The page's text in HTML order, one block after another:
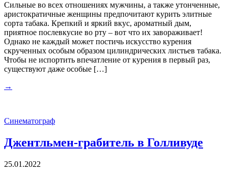
Сильные во всех отношениях мужчины, а также утонченные,
аристократичные женщины предпочитают курить элитные
сорта табака. Крепкий и яркий вкус, ароматный дым,
приятное послевкусие во рту – вот что их завораживает!
Однако не каждый может постичь искусство курения
скрученных особым образом цилиндрических листьев табака.
Чтобы не испортить впечатление от курения в первый раз,
существуют даже особые […]
→
Синематограф
Джентльмен-грабитель в Голливуде
25.01.2022